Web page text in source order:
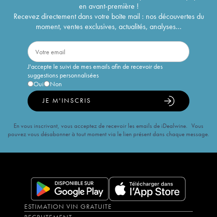
en avant-première !
Recevez directement dans votre boîte mail : nos découvertes du
moment, ventes exclusives, actualités, analyses...
J'accepte le suivi de mes emails afin de recevoir des
suggestions personnalisées
Oui
Non
JE M'INSCRIS
En vous inscrivant, vous acceptez de recevoir les emails de iDealwine. Vous
pouvez vous désabonner à tout moment via le lien présent dans chaque message.
ESTIMATION VIN GRATUITE